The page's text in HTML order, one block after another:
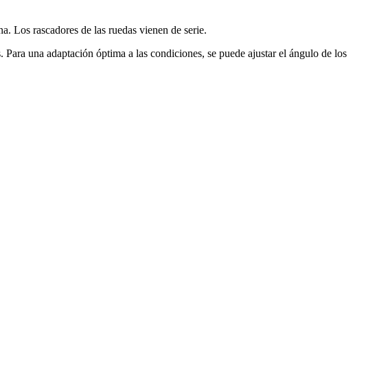
Los rascadores de las ruedas vienen de serie.
una adaptación óptima a las condiciones, se puede ajustar el ángulo de los